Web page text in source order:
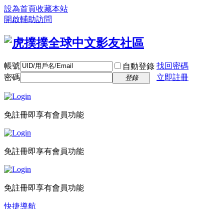
設為首頁收藏本站
開啟輔助訪問
帳號 自動登錄 找回密碼
密碼
登錄 立即註冊
免註冊即享有會員功能
免註冊即享有會員功能
免註冊即享有會員功能
快捷導航